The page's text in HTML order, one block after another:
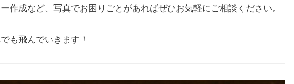
作成など、写真でお困りごとがあればぜひお気軽にご相談ください。
も飛んでいきます！